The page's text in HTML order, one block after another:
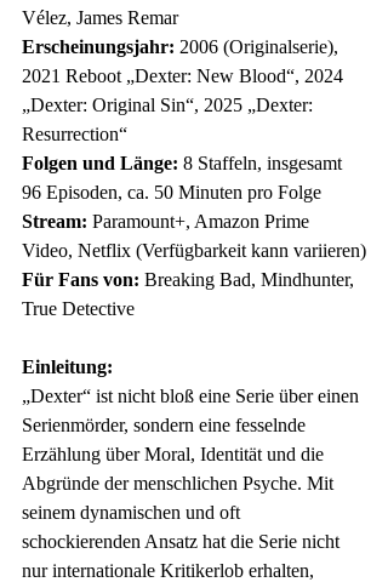
Vélez, James Remar
Erscheinungsjahr: 2006 (Originalserie),
2021 Reboot „Dexter: New Blood“, 2024
„Dexter: Original Sin“, 2025 „Dexter:
Resurrection“
Folgen und Länge: 8 Staffeln, insgesamt
96 Episoden, ca. 50 Minuten pro Folge
Stream: Paramount+, Amazon Prime
Video, Netflix (Verfügbarkeit kann variieren)
Für Fans von: Breaking Bad, Mindhunter,
True Detective
Einleitung:
„Dexter“ ist nicht bloß eine Serie über einen
Serienmörder, sondern eine fesselnde
Erzählung über Moral, Identität und die
Abgründe der menschlichen Psyche. Mit
seinem dynamischen und oft
schockierenden Ansatz hat die Serie nicht
nur internationale Kritikerlob erhalten,